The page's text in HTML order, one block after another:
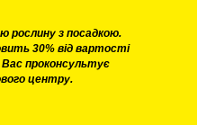
з посадкою.
30% від вартості
проконсультує
центру.